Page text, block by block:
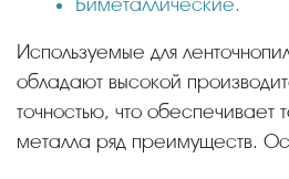
Используемые для ленточнопильной резки станки
обладают высокой
точностью, что обеспечивает
металла ряд преимуществ.